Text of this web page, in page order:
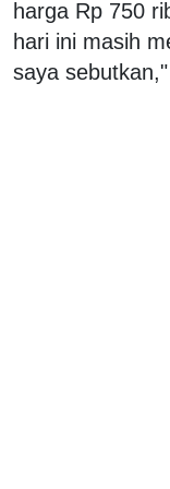
harga Rp 750
hari ini masih
saya